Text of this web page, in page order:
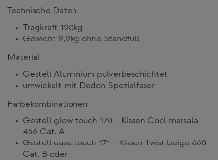
Technische Daten
Tragkraft 120kg
Gewicht 9,2kg ohne Standfuß
Material
Gestell Aluminium pulverbeschichtet
umwickelt mit Dedon Spezialfaser
Farbekombinationen
Gestell glow touch 170 - Kissen Cool marsala
456 Cat. A
Gestell ease touch 171 - Kissen Twist beige 660
Cat. B oder